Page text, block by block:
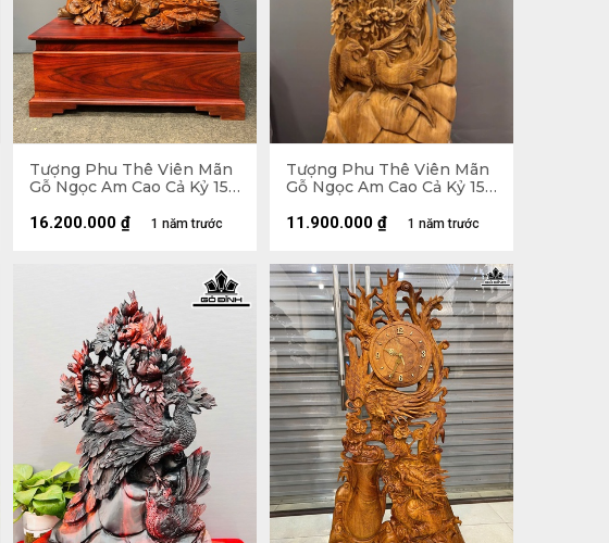
Tượng Phu Thê Viên Mãn
Gỗ Ngọc Am Cao Cả Kỷ 152
Cao 35
1 năm trước
16.200.000 ₫
Tượng Phu Thê Viên Mãn
Gỗ Ngọc Am Cao Cả Kỷ 150
Cao 15 (cm)
1 năm trước
11.900.000 ₫